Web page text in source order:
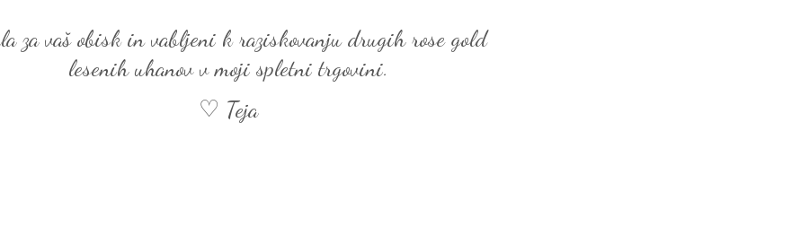
za vaš obisk in vabljeni k raziskovanju drugih rose gold
lesenih uhanov v moji spletni trgovini.
♡ Teja